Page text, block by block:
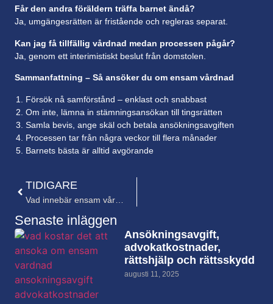
Får den andra föräldern träffa barnet ändå?
Ja, umgängesrätten är fristående och regleras separat.
Kan jag få tillfällig vårdnad medan processen pågår?
Ja, genom ett interimistiskt beslut från domstolen.
Sammanfattning – Så ansöker du om ensam vårdnad
Försök nå samförstånd – enklast och snabbast
Om inte, lämna in stämningsansökan till tingsrätten
Samla bevis, ange skäl och betala ansökningsavgiften
Processen tar från några veckor till flera månader
Barnets bästa är alltid avgörande
TIDIGARE
Senaste inläggen
Ansökningsavgift,
advokatkostnader,
rättshjälp och rättsskydd
augusti 11, 2025